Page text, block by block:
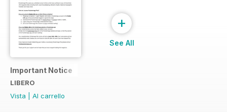
Important Notice
LIBERO
Vista
Al carrello
+
See All